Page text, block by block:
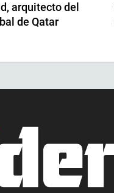
arquitecto del
de Qatar